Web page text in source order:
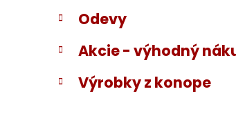
Odevy
Akcie - výhodný
Výrobky z konope